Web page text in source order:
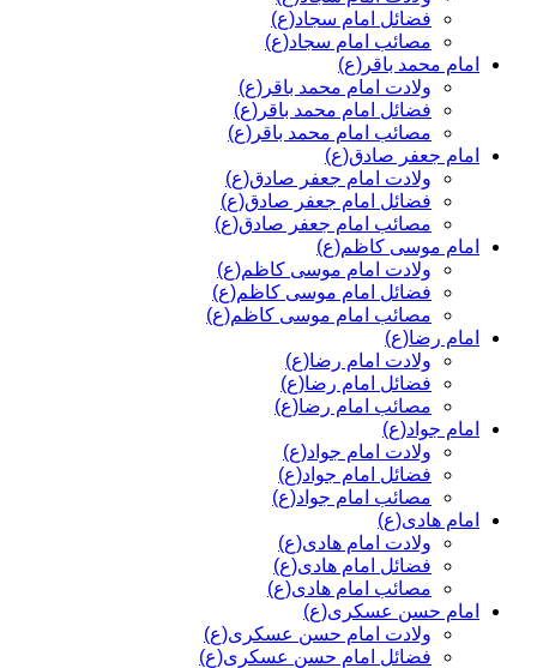
فضائل امام سجاد(ع)
مصائب امام سجاد(ع)
امام محمد باقر(ع)
ولادت امام محمد باقر(ع)
فضائل امام محمد باقر(ع)
مصائب امام محمد باقر(ع)
امام جعفر صادق(ع)
ولادت امام جعفر صادق(ع)
فضائل امام جعفر صادق(ع)
مصائب امام جعفر صادق(ع)
امام موسی کاظم(ع)
ولادت امام موسی کاظم(ع)
فضائل امام موسی کاظم(ع)
مصائب امام موسی کاظم(ع)
امام رضا(ع)
ولادت امام رضا(ع)
فضائل امام رضا(ع)
مصائب امام رضا(ع)
امام جواد(ع)
ولادت امام جواد(ع)
فضائل امام جواد(ع)
مصائب امام جواد(ع)
امام هادی(ع)
ولادت امام هادی(ع)
فضائل امام هادی(ع)
مصائب امام هادی(ع)
امام حسن عسکری(ع)
ولادت امام حسن عسکری(ع)
فضائل امام حسن عسکری(ع)